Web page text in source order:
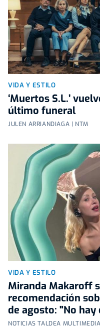
VIDA Y ESTILO
‘Muertos S.L.’
último funeral
JULEN ARRIANDIAGA | NTM
VIDA Y ESTILO
Miranda Makaroff
recomendación
de agosto: "No
NOTICIAS TALDEA MULTIMEDIA